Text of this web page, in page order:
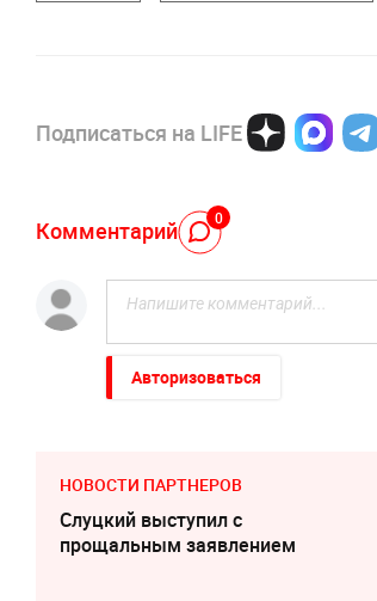
Подписаться на LIFE
Комментарий 0
Авторизоваться
НОВОСТИ ПАРТНЕРОВ
Слуцкий выступил с
прощальным заявлением